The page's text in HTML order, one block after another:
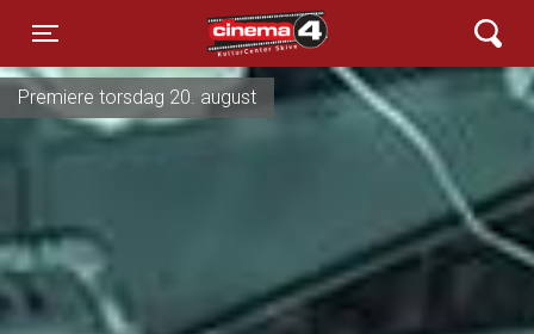
Toggle navigation
Cinema4
Premiere torsdag 20. august